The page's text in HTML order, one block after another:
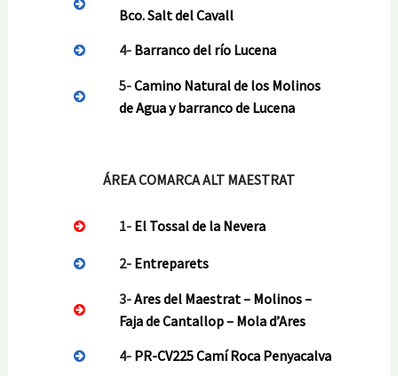
Bco. Salt del Cavall
4- Barranco del río Lucena
5-Camino Natural de los Molinos
de Agua y barranco de Lucena
ÁREA COMARCA ALT MAESTRAT
1- El Tossal de la Nevera
2- Entreparets
3-Ares del Maestrat – Molinos –
Faja de Cantallop – Mola d’Ares
4- PR-CV225 Camí Roca Penyacalva